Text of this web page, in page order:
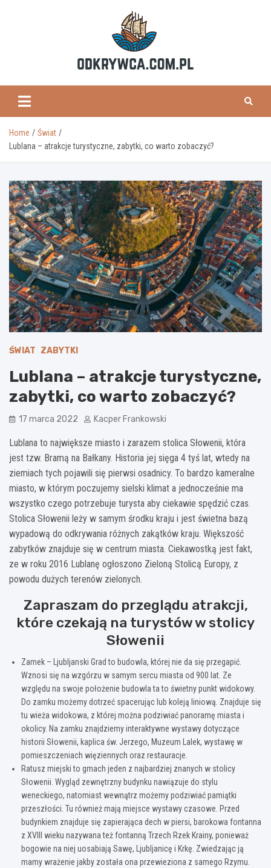
odkrywca.com.pl
Home
Świat
Lublana – atrakcje turystyczne, zabytki, co warto zobaczyć?
ŚWIAT ZABYTKI
Lublana – atrakcje turystyczne,
zabytki, co warto zobaczyć?
17 marca 2022 Kacper Frankowski
Lublana to największe miasto i zarazem stolica Słowenii, która
jest tzw. Bramą na Bałkany. Historia jej sięga 4 tyś lat, wtedy na
ziemiach tych pojawili się pierwsi osadnicy. To bardzo kameralne
miasto, w którym poczujemy sielski klimat a jednocześnie ma
wszystko czego potrzebuje turysta aby ciekawie spędzić czas.
Stolica Słowenii leży w samym środku kraju i jest świetna bazą
wypadową do odkrywania różnych zakątków kraju. Większość
zabytków znajduje się w centrum miasta. Ciekawostką jest fakt,
ze w roku 2016 Lublanę ogłoszono Zieloną Stolicą Europy, z
powodu dużych terenów zielonych.
Zapraszam do przeglądu atrakcji,
które czekają na turystów w stolicy
Słowenii
Zamek – Ljubljanski Grad to budowla, której nie da się przegapić.
Wznosi się na wzgórzu w samym sercu miasta od 900 lat. Ze
względu na swoje położenie budowla ta to świetny punkt widokowy.
Do zamku możemy dotrzeć spacerując lub koleją liniową. Znajduje się
tu wieża widokowa, z której można podziwiać panoramę miasta i
okolicy. Na zamku znajdziemy interaktywne wystawy dotyczące
historii Słowenii, kaplica św. Jerzego, Muzeum Lalek, wystawę w
pomieszczeniach więziennych oraz restauracje.
Ratusz miejski to gmach jeden z najbardziej znanych w stolicy
Słowenii. Wygląd zewnętrzny budynku nawiązuje do stylu
weneckiego, natomiast wewnątrz możemy podziwiać pamiątki
przeszłości. Tu również mają miejsce wystawy czasowe. Przed
budynkiem znajduje się zapierająca dech w piersi, barokowa fontanna
z XVIII wieku nazywana też fontanną Trzech Rzek Krainy, ponieważ
bogowie na niej uosabiają Sawę, Ljubljanicę i Krkę. Zwiedzając ją
mamy wrażenie jakby została ona przewieziona z samego Rzymu.